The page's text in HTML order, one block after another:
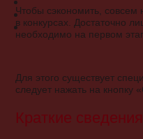
Чтобы сэкономить, совсем
в конкурсах. Достаточно
необходимо на первом
Для этого существует
следует нажать на кнопку
Краткие